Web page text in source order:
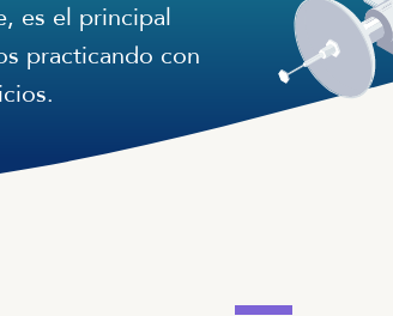
es el principal
practicando con